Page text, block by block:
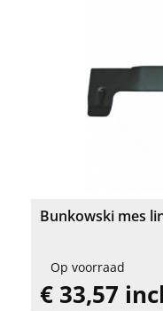
Bunkowski mes
Op voorraad
€ 33,57